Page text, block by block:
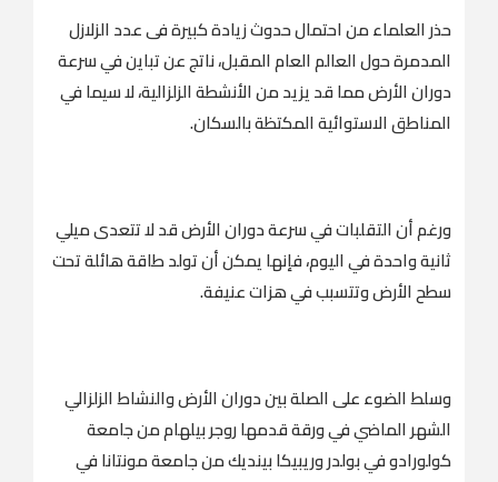
حذر العلماء من احتمال حدوث زيادة كبيرة فى عدد الزلازل
المدمرة حول العالم العام المقبل، ناتج عن تباين في سرعة
دوران الأرض مما قد يزيد من الأنشطة الزلزالية، لا سيما في
المناطق الاستوائية المكتظة بالسكان.
ورغم أن التقلبات في سرعة دوران الأرض قد لا تتعدى ميلي
ثانية واحدة في اليوم، فإنها يمكن أن تولد طاقة هائلة تحت
سطح الأرض وتتسبب في هزات عنيفة.
وسلط الضوء على الصلة بين دوران الأرض والنشاط الزلزالي
الشهر الماضي في ورقة قدمها روجر بيلهام من جامعة
كولورادو في بولدر وريبيكا بينديك من جامعة مونتانا في